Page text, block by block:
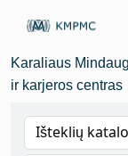
Karaliaus
ir karjeros centras